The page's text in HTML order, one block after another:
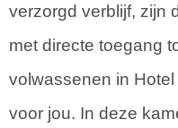
verzorgd verblijf, zijn
met directe toegang
volwassenen in
voor jou. In deze